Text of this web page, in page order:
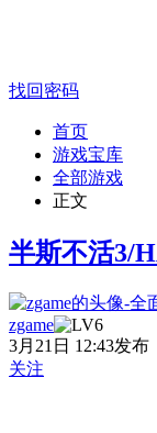
找回密码
首页
游戏宝库
全部游戏
正文
半斯不活3/
zgame
3月21日 12:43发布
关注